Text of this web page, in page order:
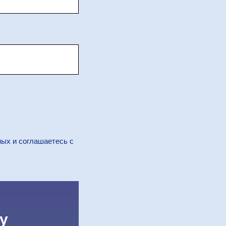
и соглашаетесь c